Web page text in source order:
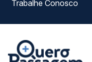
Trabalhe Conosco